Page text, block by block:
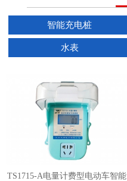
智能充电桩
水表
TS1715-A电量计费型电动车智能